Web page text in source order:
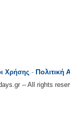
Χρήσης - Πολιτική
-- All rights